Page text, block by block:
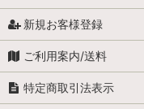
新規お客様登録
ご利用案内/送料
特定商取引法表示